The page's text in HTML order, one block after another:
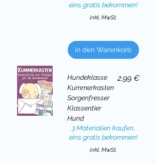
eins gratis bekommen!
inkl. MwSt.
in den Warenkorb
Hundeklasse
Kummerkasten
Sorgenfresser
Klassentier
Hund
Preis
2,99 €
3 Materialien kaufen,
eins gratis bekommen!
inkl. MwSt.